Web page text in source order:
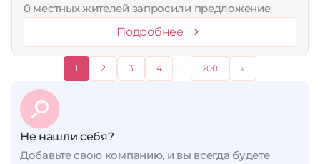
0 местных жителей запросили предложение
Подробнее
1 2 3 4 200 »
Не нашли себя?
Добавьте свою компанию, и вы всегда будете